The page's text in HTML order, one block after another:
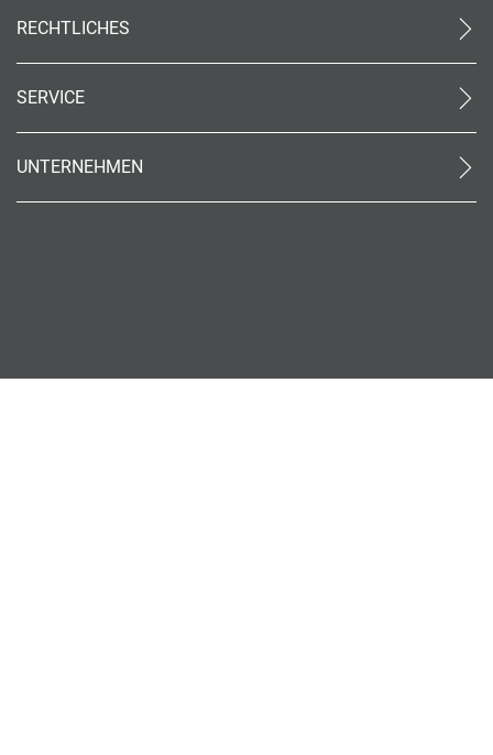
RECHTLICHES
Impressum
Barrierefreiheit
Cookie-Einstellungen
SERVICE
UNTERNEHMEN